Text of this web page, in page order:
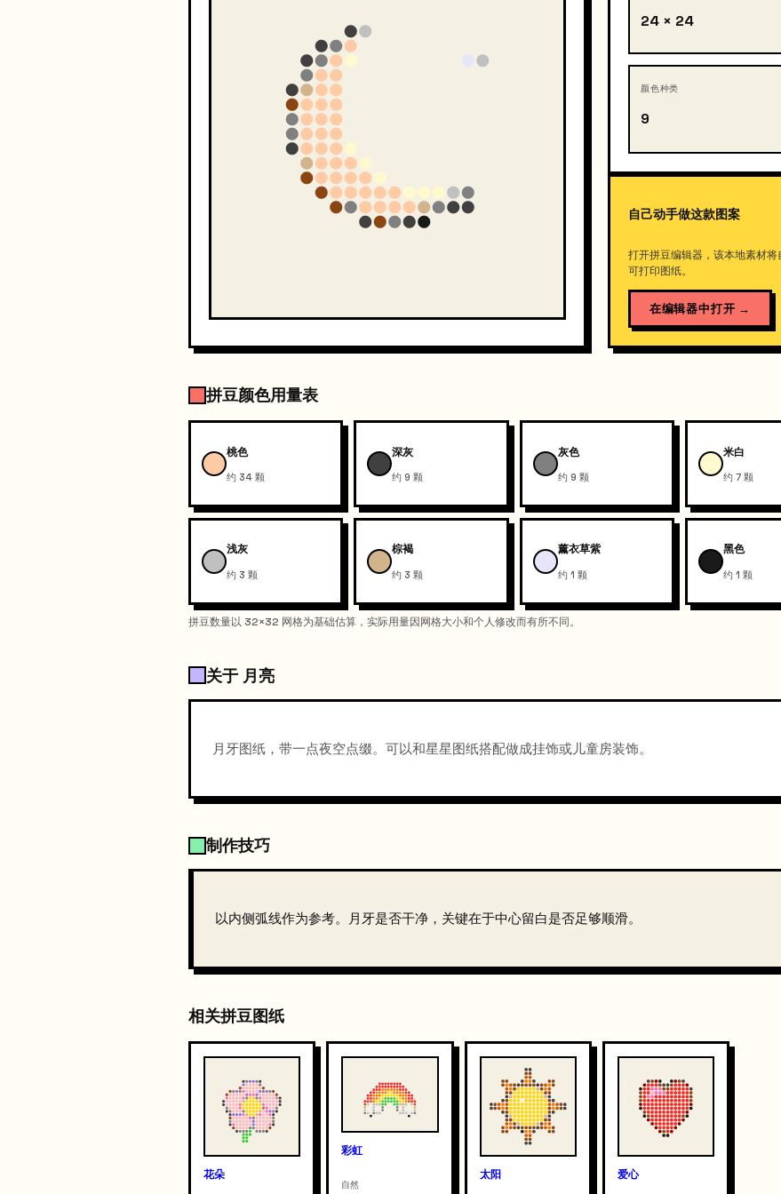
24 × 24
颜色种类
9
自己动手做这款图案
打开拼豆编辑器，该本地素材
可打印图纸。
在编辑器中打开 →
拼豆颜色用量表
桃色
约 34 颗
深灰
约 9 颗
灰色
约 9 颗
米白
约 7 颗
浅灰
约 3 颗
棕褐
约 3 颗
薰衣草紫
约 1 颗
黑色
约 1 颗
拼豆数量以 32×32 网格为基础估算，实际用量因网格大小和个人修改而有所不同。
关于 月亮
月牙图纸，带一点夜空点缀。可以和星星图纸搭配做成挂饰或儿童房装饰。
制作技巧
以内侧弧线作为参考。月牙是否干净，关键在于中心留白是否足够顺滑。
相关拼豆图纸
花朵
彩虹
自然
太阳 爱心